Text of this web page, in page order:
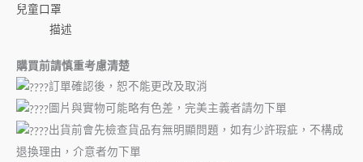
兒童口罩
描述
購買前請慎重考慮清楚
訂單確認後，恕不能更改及取消
圖片與實物可能略有色差，完美主義者請勿下單
出貨前會先檢查貨品有無明顯問題，如有少許瑕疵，不構成
退換理由，介意者勿下單